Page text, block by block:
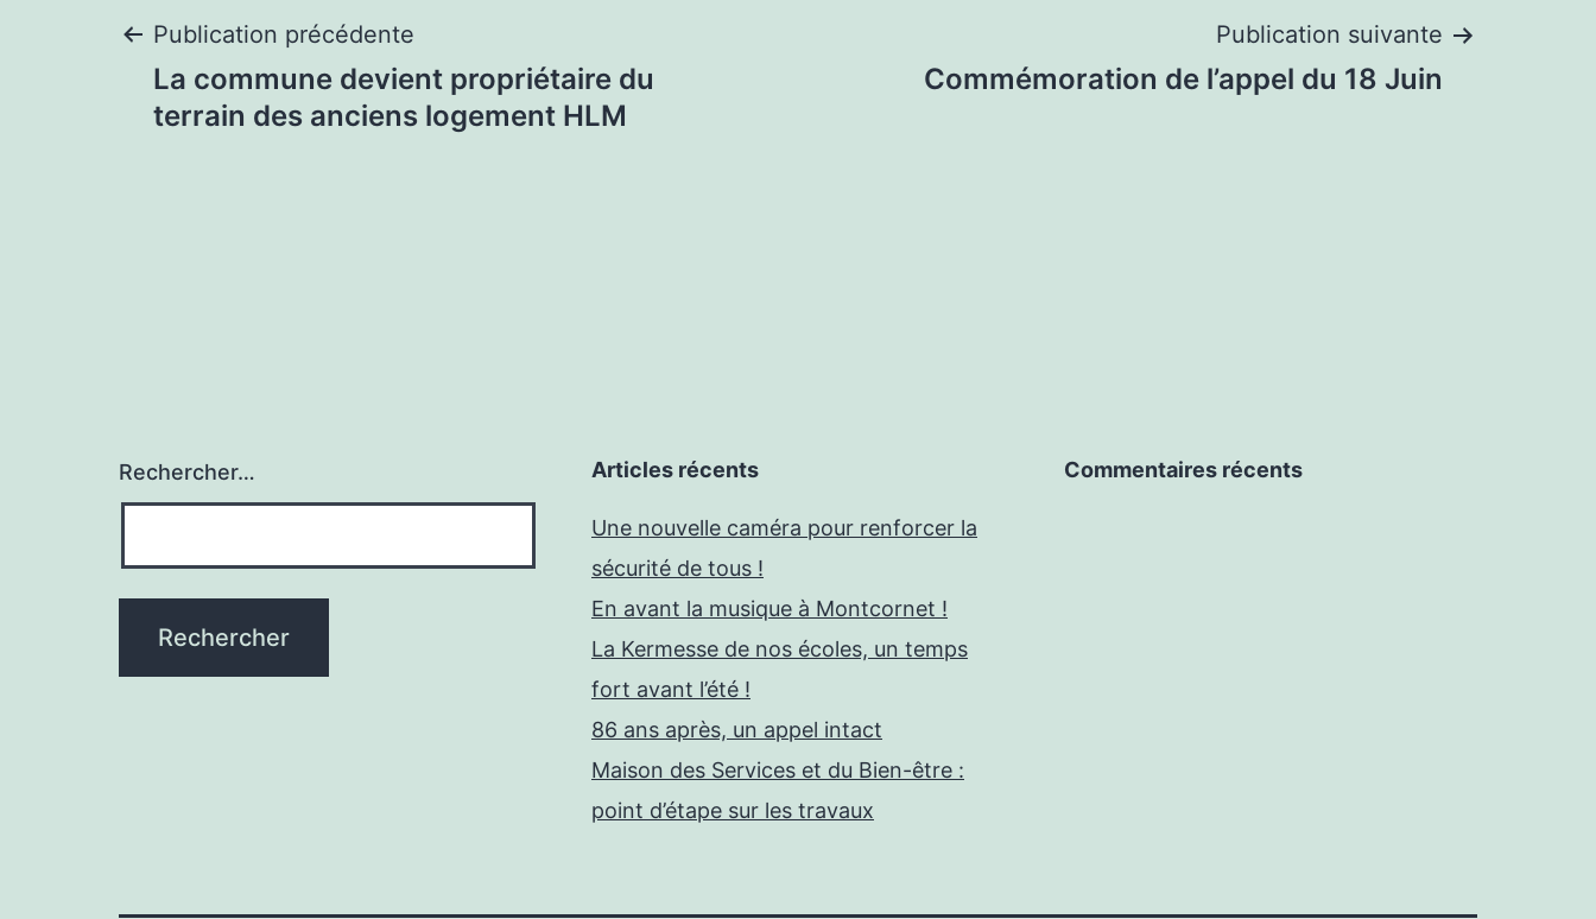
Navigation
de
Publication précédente
La commune devient propriétaire du
terrain des anciens logement HLM
Publication suivante
Commémoration de l’appel du 18 Juin
Rechercher… Articles récents
Une nouvelle caméra pour renforcer la
sécurité de tous !
En avant la musique à Montcornet !
La Kermesse de nos écoles, un temps
fort avant l’été !
86 ans après, un appel intact
Maison des Services et du Bien-être :
point d’étape sur les travaux
Commentaires récents